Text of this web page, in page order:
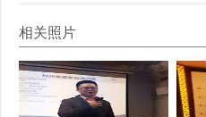
相关照片